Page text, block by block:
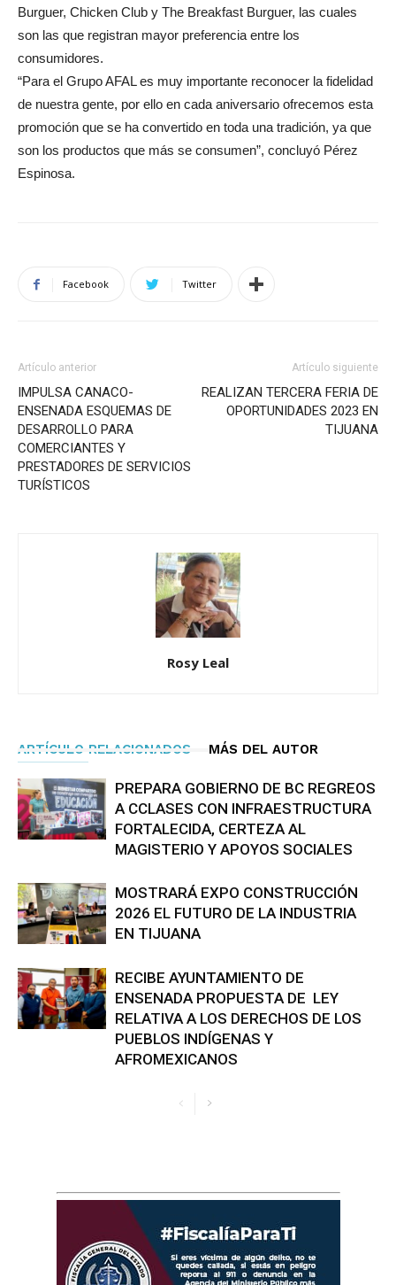
Burguer, Chicken Club y The Breakfast Burguer, las cuales
son las que registran mayor preferencia entre los
consumidores.
“Para el Grupo AFAL es muy importante reconocer la fidelidad
de nuestra gente, por ello en cada aniversario ofrecemos esta
promoción que se ha convertido en toda una tradición, ya que
son los productos que más se consumen”, concluyó Pérez
Espinosa.
Facebook Twitter
Artículo anterior
IMPULSA CANACO-
ENSENADA ESQUEMAS DE
DESARROLLO PARA
COMERCIANTES Y
PRESTADORES DE SERVICIOS
TURÍSTICOS
Artículo siguiente
REALIZAN TERCERA FERIA DE
OPORTUNIDADES 2023 EN
TIJUANA
Rosy Leal
ARTÍCULO RELACIONADOS MÁS DEL AUTOR
PREPARA GOBIERNO DE BC REGREOS
A CCLASES CON INFRAESTRUCTURA
FORTALECIDA, CERTEZA AL
MAGISTERIO Y APOYOS SOCIALES
MOSTRARÁ EXPO CONSTRUCCIÓN
2026 EL FUTURO DE LA INDUSTRIA
EN TIJUANA
RECIBE AYUNTAMIENTO DE
ENSENADA PROPUESTA DE LEY
RELATIVA A LOS DERECHOS DE LOS
PUEBLOS INDÍGENAS Y
AFROMEXICANOS